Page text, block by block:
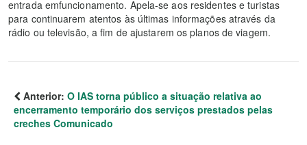
entrada emfuncionamento. Apela-se aos residentes e turistas
para continuarem atentos às últimas informações através da
rádio ou televisão, a fim de ajustarem os planos de viagem.
Anterior: O IAS torna público a situação relativa ao
encerramento temporário dos serviços prestados pelas
creches Comunicado